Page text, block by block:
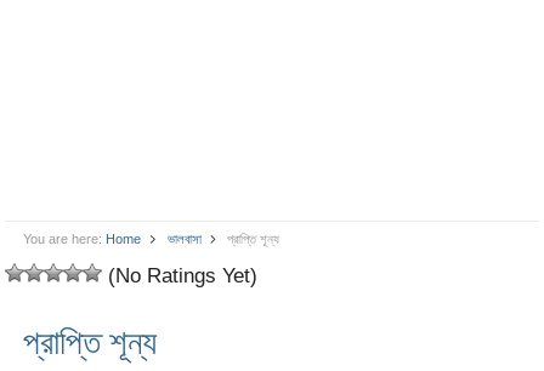
You are here: Home ভালবাসা প্রাপ্তি শূন্য
(No Ratings Yet)
প্রাপ্তি শূন্য